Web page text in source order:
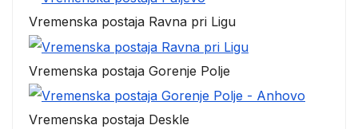
Vremenska postaja Ravna pri Ligu
Vremenska postaja Gorenje Polje
Vremenska postaja Deskle